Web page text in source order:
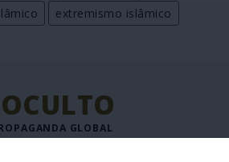
extremismo islâmico
GLOBAL